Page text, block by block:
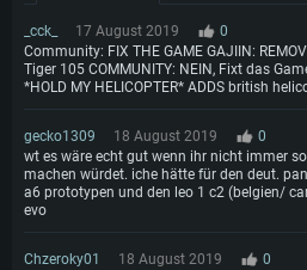
_cck_ 17 August 2019
0
Community: FIX THE GAME GAJIIN:
Tiger 105 COMMUNITY: NEIN, Fixt das
*HOLD MY HELICOPTER* ADDS british
gecko1309 18 August 2019
0
wt es wäre echt gut wenn ihr nicht immer
machen würdet. iche hätte für den deut.
a6 prototypen und den leo 1 c2 (belgien/
evo
Chzeroky01 18 August 2019
0